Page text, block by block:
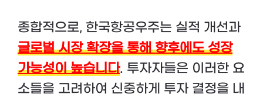
종합적으로, 한국항공우주는 실적 개선과
글로벌 시장 확장을 통해 향후에도 성장
가능성이 높습니다. 투자자들은 이러한 요
소들을 고려하여 신중하게 투자 결정을 내